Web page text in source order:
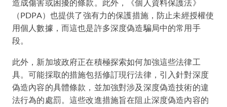
造成傷害或困擾的條款。此外，《個人資料保護法》
（PDPA）也提供了強有力的保護措施，防止未經授權使
用個人數據，而這也是許多深度偽造騙局中的常用手
段。
此外，新加坡政府正在積極探索如何加強這些法律工
具。可能採取的措施包括修訂現行法律，引入針對深度
偽造內容的具體條款，並加強對涉及深度偽造技術的違
法行為的處罰。這些改進措施旨在阻止深度偽造內容的